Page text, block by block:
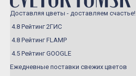
Букеты из эустомы
Букеты с альстромерией
Букеты с гвоздикой
Доставляя цветы - доставляем счастье!
4.8 Рейтинг 2ГИС
4.8 Рейтинг FLAMP
4.5 Рейтинг GOOGLE
Ежедневные поставки свежих цветов